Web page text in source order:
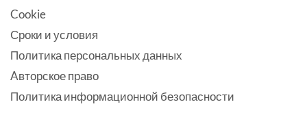
Cookie
Сроки и условия
Политика персональных данных
Aвторское право
Политика информационной безопасности